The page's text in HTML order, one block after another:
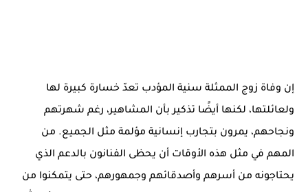
إن وفاة زوج الممثلة سنية المؤدب تعدّ خسارة كبيرة لها
ولعائلتها، لكنها أيضًا تذكير بأن المشاهير، رغم شهرتهم
ونجاحهم، يمرون بتجارب إنسانية مؤلمة مثل الجميع. من
المهم في مثل هذه الأوقات أن يحظى الفنانون بالدعم الذي
يحتاجونه من أسرهم وأصدقائهم وجمهورهم، حتى يتمكنوا من